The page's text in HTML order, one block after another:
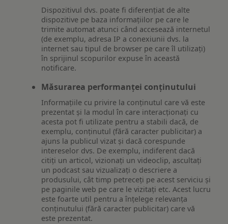
Dispozitivul dvs. poate fi diferențiat de alte
dispozitive pe baza informațiilor pe care le
trimite automat atunci când accesează internetul
(de exemplu, adresa IP a conexiunii dvs. la
internet sau tipul de browser pe care îl utilizați)
în sprijinul scopurilor expuse în această
notificare.
Măsurarea performanței conținutului
Informațiile cu privire la conținutul care vă este
prezentat și la modul în care interacționați cu
acesta pot fi utilizate pentru a stabili dacă, de
exemplu, conținutul (fără caracter publicitar) a
ajuns la publicul vizat și dacă corespunde
intereselor dvs. De exemplu, indiferent dacă
citiți un articol, vizionați un videoclip, ascultați
un podcast sau vizualizați o descriere a
produsului, cât timp petreceți pe acest serviciu și
pe paginile web pe care le vizitați etc. Acest lucru
este foarte util pentru a înțelege relevanța
conținutului (fără caracter publicitar) care vă
este prezentat.